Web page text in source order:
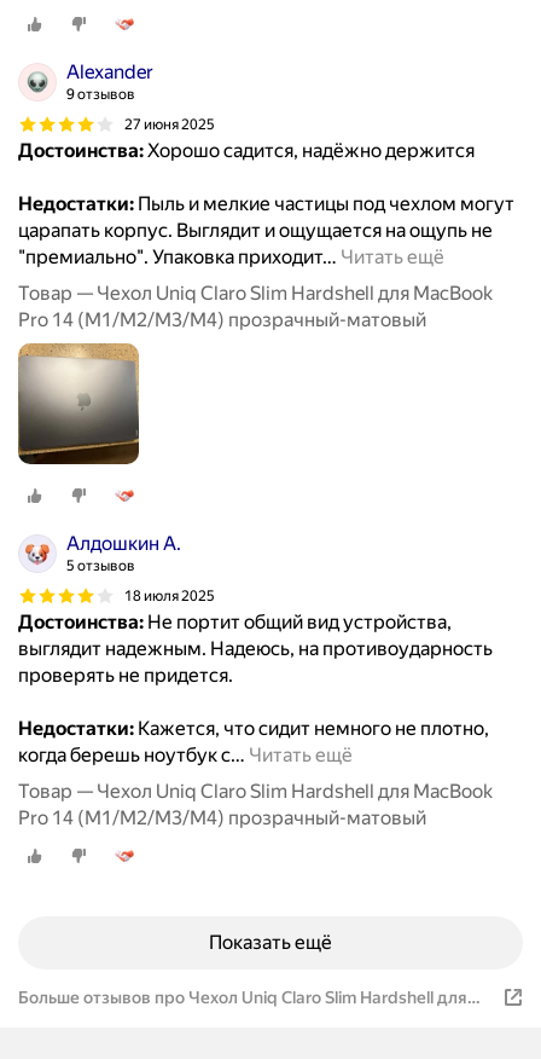
Alexander
9 отзывов
27 июня 2025
Достоинства:Хорошо садится, надёжно держится
Недостатки: Пыль и мелкие частицы под чехлом могут
царапать корпус. Выглядит и ощущается на ощупь не
"премиально". Упаковка приходит… Читать ещё
Товар — Чехол Uniq Claro Slim Hardshell для MacBook
Pro 14 (M1/M2/M3/M4) прозрачный-матовый
Алдошкин А.
5 отзывов
18 июля 2025
Достоинства: Не портит общий вид устройства,
выглядит надежным. Надеюсь, на противоударность
проверять не придется.
Недостатки: Кажется, что сидит немного не плотно,
когда берешь ноутбук с… Читать ещё
Товар — Чехол Uniq Claro Slim Hardshell для MacBook
Pro 14 (M1/M2/M3/M4) прозрачный-матовый
Показать ещё
Больше отзывов про Чехол Uniq Claro Slim Hardshell для